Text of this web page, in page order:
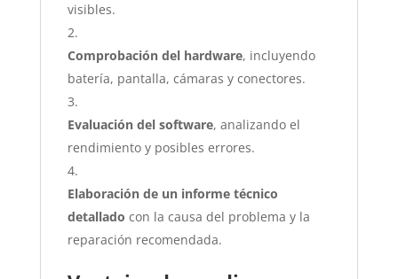
visibles.
Comprobación del hardware, incluyendo
batería, pantalla, cámaras y conectores.
Evaluación del software, analizando el
rendimiento y posibles errores.
Elaboración de un informe técnico
detallado con la causa del problema y la
reparación recomendada.